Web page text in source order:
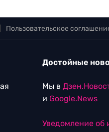
Пользовательское
Достойные
Мы в
и Google.News
Уведомление об